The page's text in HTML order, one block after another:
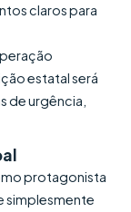
claros para
estatal será
de urgência,
protagonista
simplesmente